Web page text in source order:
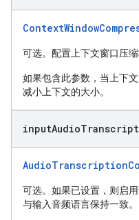
可选。配置上下文窗口压缩
如果包含此参数，当上下
减小上下文的大小。
inputAudio
可选。如果已设置，则启
与输入音频语言保持一致。